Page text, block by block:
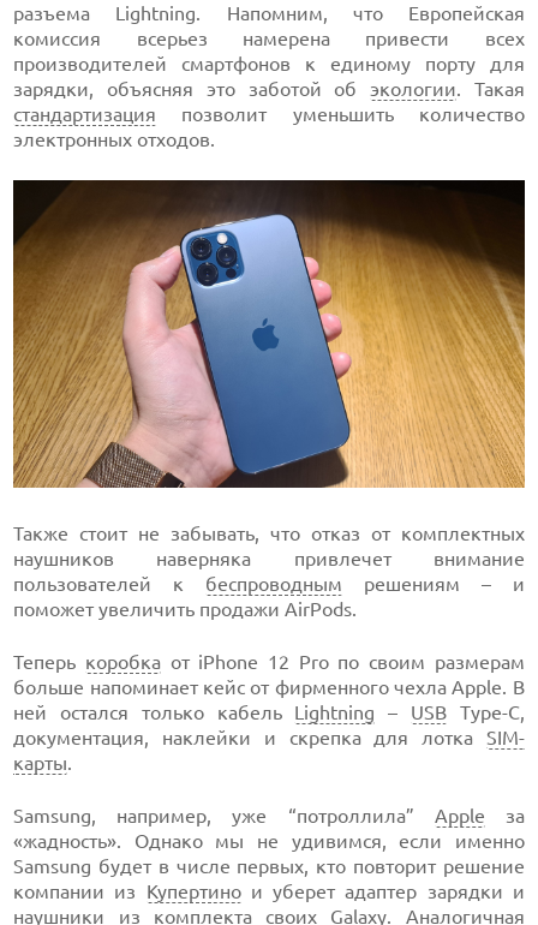
разъема Lightning. Напомним, что Европейская
комиссия всерьез намерена привести всех
производителей смартфонов к единому порту для
зарядки, объясняя это заботой об экологии. Такая
стандартизация позволит уменьшить количество
электронных отходов.
Также стоит не забывать, что отказ от комплектных
наушников наверняка привлечет внимание
пользователей к беспроводным решениям – и
поможет увеличить продажи AirPods.
Теперь коробкаот iPhone 12 Pro по своим размерам
больше напоминает кейс от фирменного чехла Apple. В
ней остался только кабель Lightning – USB Type-C,
документация, наклейки и скрепка для лотка SIM-
карты.
Samsung, например, уже “потроллила” Apple за
«жадность». Однако мы не удивимся, если именно
Samsung будет в числе первых, кто повторит решение
компании из Купертинои уберет адаптер зарядки и
наушники из комплекта своих Galaxy. Аналогичная